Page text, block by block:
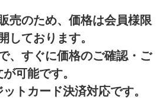
売のため、価格は会員様限
しております。
、すぐに価格のご確認・ご
可能です。
トカード決済対応です。